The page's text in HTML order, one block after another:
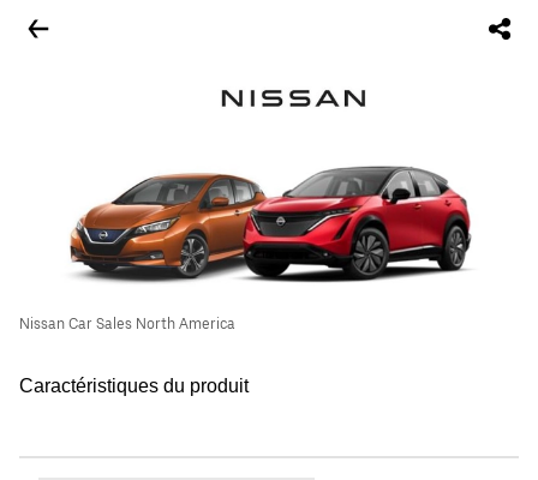
Nissan Car Sales North America
Caractéristiques du produit